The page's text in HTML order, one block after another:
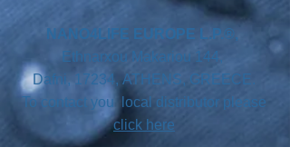
NANO4LIFE EUROPE L.P.®,
Ethnarxou Makariou 144,
Dafni, 17234, ATHENS, GREECE.
To contact you local distributor please
click here